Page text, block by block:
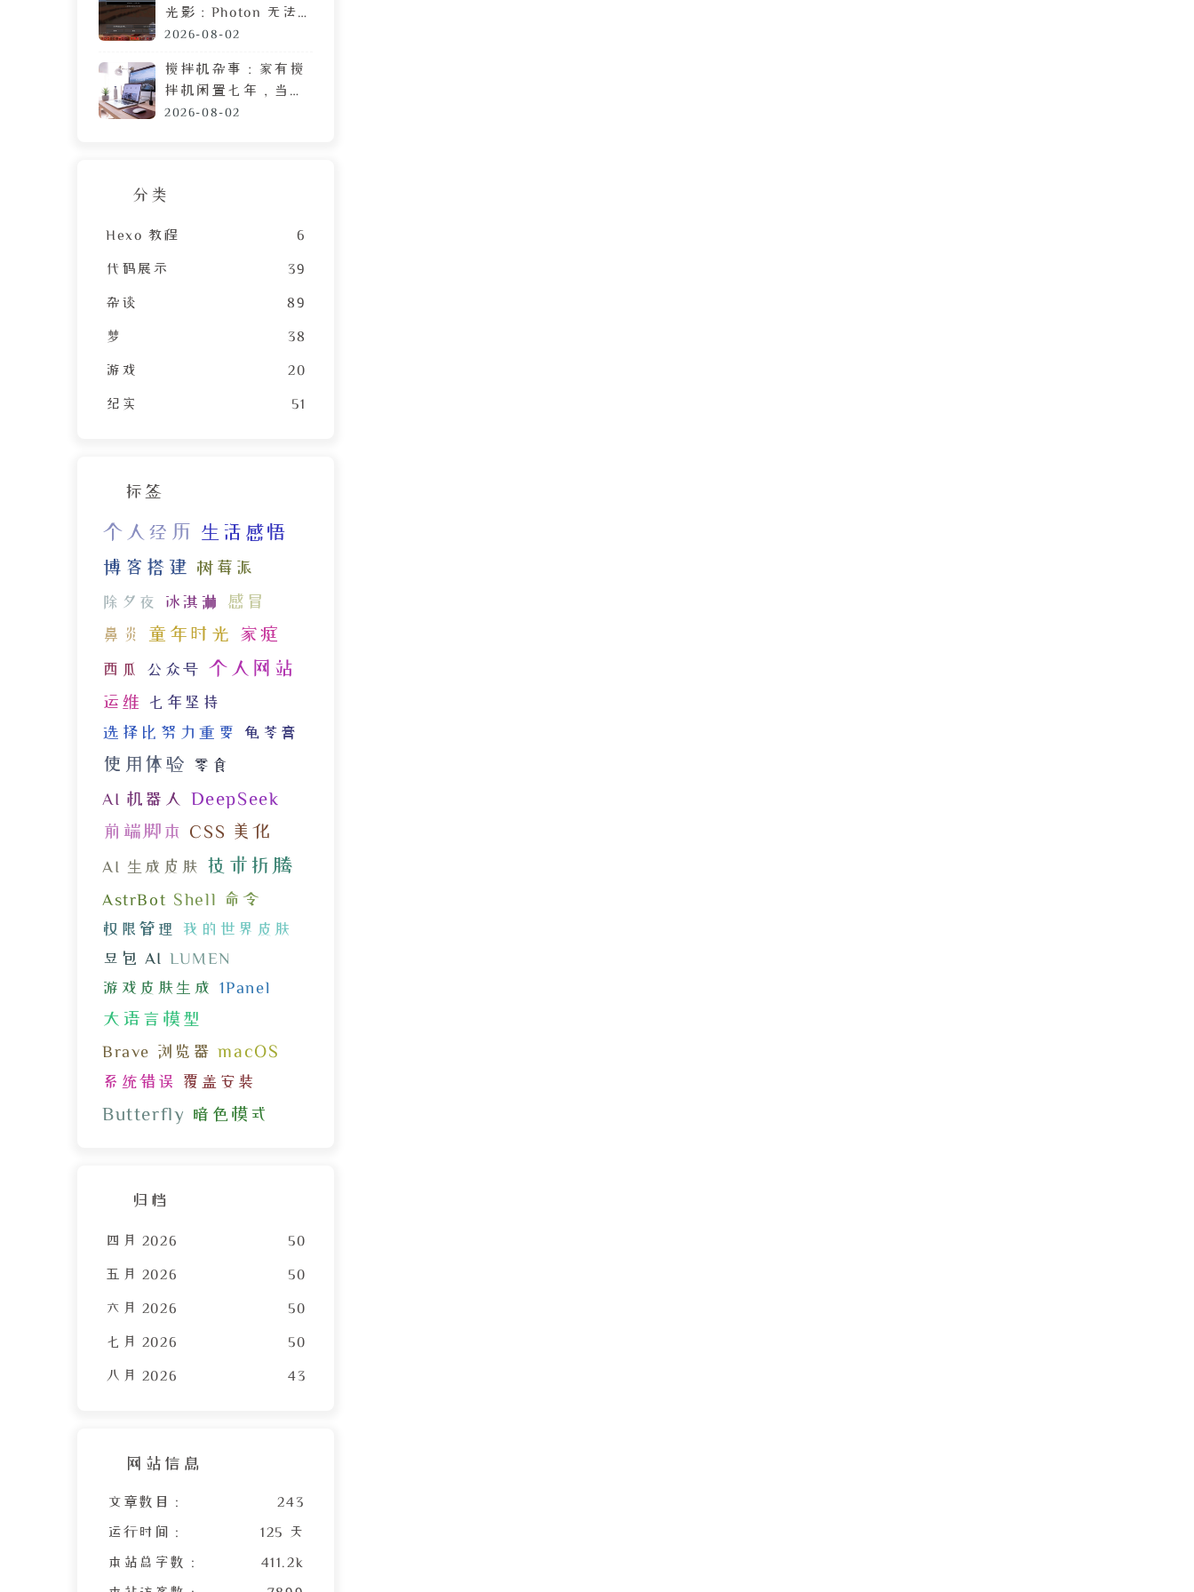
光影：Photon 无法
运行？可能需要这篇
2026-08-02
搅拌机杂事：家有搅
拌机闲置七年，当心
霉菌毒素混进包子馅
2026-08-02
分类
Hexo 教程 6
代码展示 39
杂谈 89
梦 38
游戏 20
纪实 51
标签
个人经历 生活感悟
博客搭建 树莓派
除夕夜 冰淇淋 感冒
鼻炎 童年时光 家庭
西瓜 公众号 个人网站
运维 七年坚持
选择比努力重要 龟苓膏
使用体验 零食
AI 机器人
DeepSeek
前端脚本
CSS 美化
AI 生成皮肤 技术折腾
AstrBot Shell 命令
权限管理
我的世界皮肤
豆包 AI
LUMEN
游戏皮肤生成
1Panel
大语言模型
Brave 浏览器 macOS
系统错误 覆盖安装
Butterfly 暗色模式
归档
四月 2026 50
五月 2026 50
六月 2026 50
七月 2026 50
八月 2026 43
网站信息
文章数目 : 243
运行时间 : 125 天
本站总字数 : 411.2k